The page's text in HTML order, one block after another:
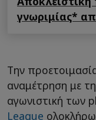
γνωριμίας*
Την
αναμέτρηση με
αγωνιστική των
League